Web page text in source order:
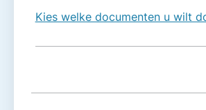
Kies welke documenten u wilt